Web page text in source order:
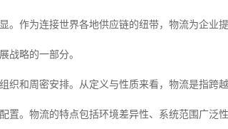
。作为连接世界各地供应链的纽带，物流为企业
战略的一部分。
织和周密安排。从定义与性质来看，物流是指跨
置。物流的特点包括环境差异性、系统范围广泛